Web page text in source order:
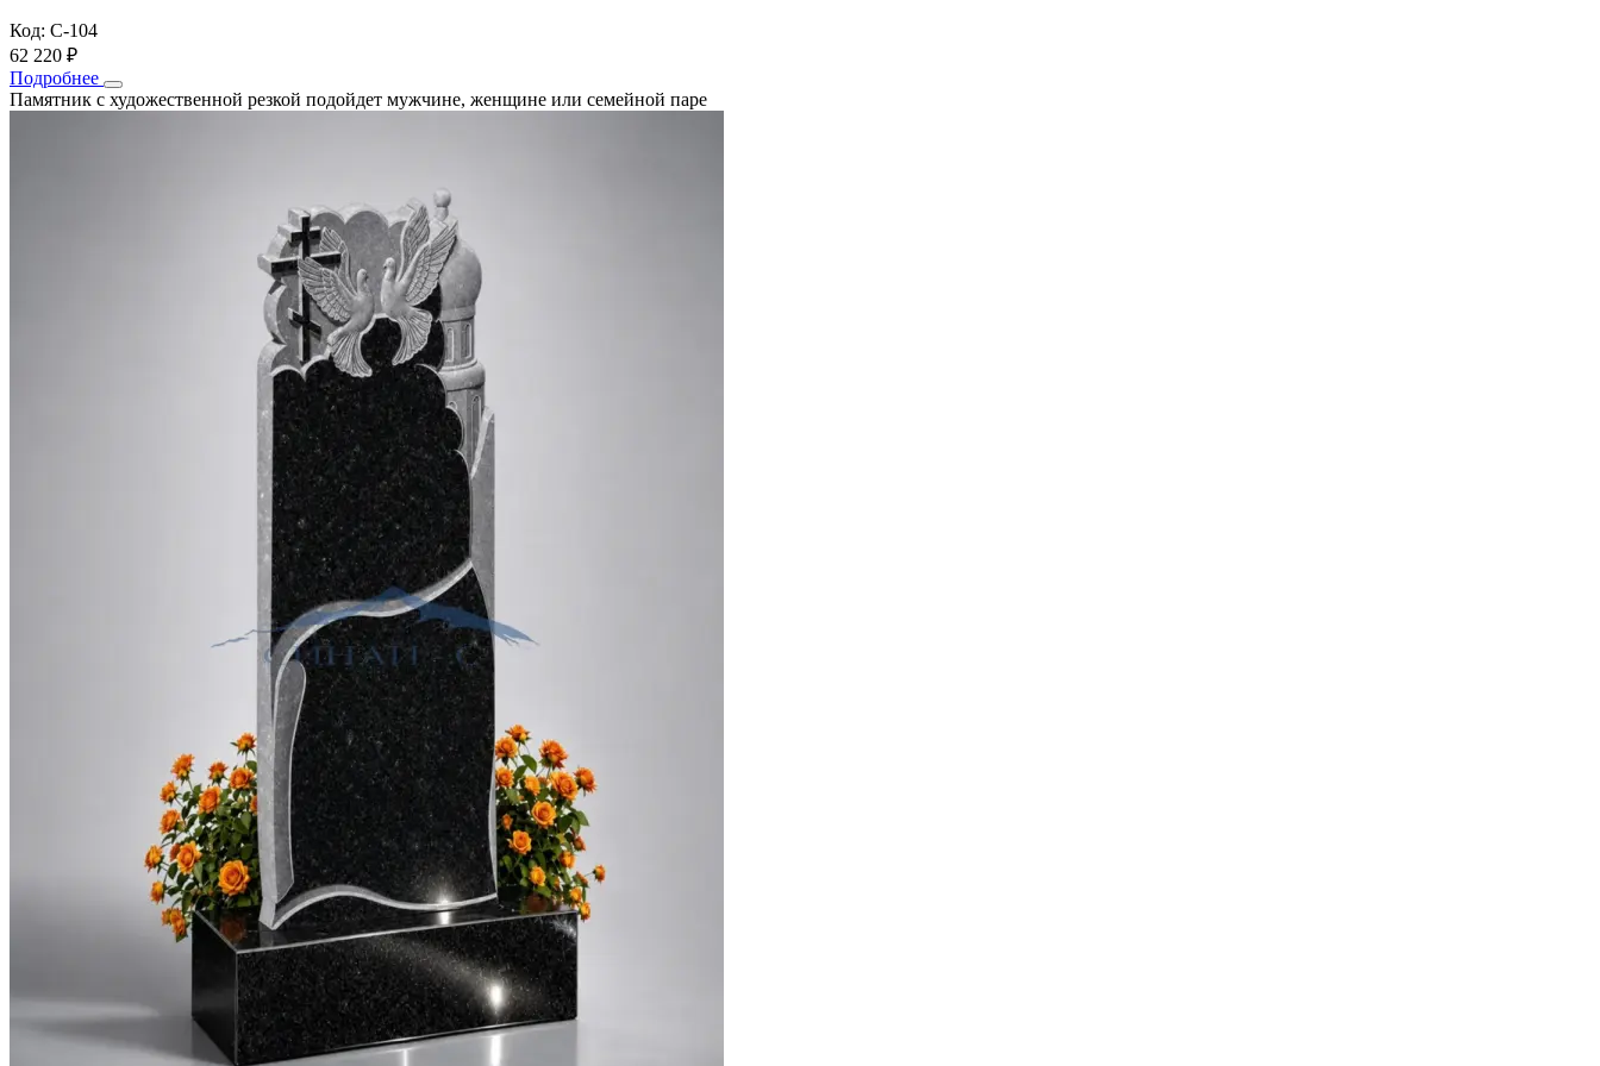
Код: С-104
62 220 ₽
Подробнее
Памятник с художественной резкой подойдет мужчине, женщине или семейной паре